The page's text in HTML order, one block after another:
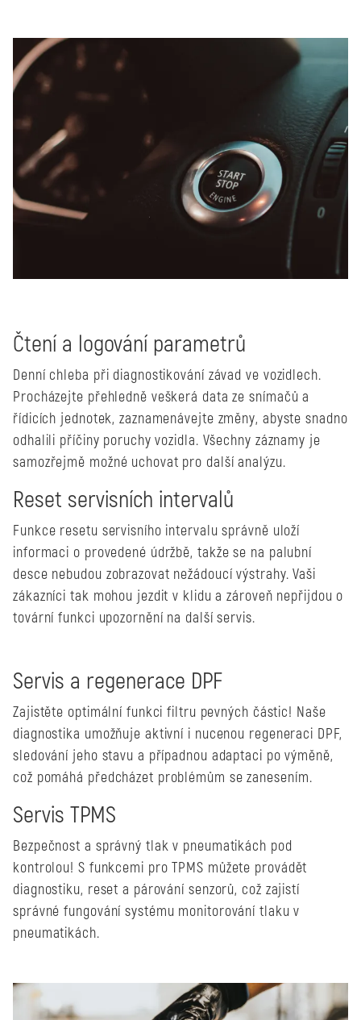
Čtení a logování parametrů
Denní chleba při diagnostikování závad ve vozidlech.
Procházejte přehledně veškerá data ze snímačů a
řídicích jednotek, zaznamenávejte změny, abyste snadno
odhalili příčiny poruchy vozidla. Všechny záznamy je
samozřejmě možné uchovat pro další analýzu.
Reset servisních intervalů
Funkce resetu servisního intervalu správně uloží
informaci o provedené údržbě, takže se na palubní
desce nebudou zobrazovat nežádoucí výstrahy. Vaši
zákazníci tak mohou jezdit v klidu a zároveň nepřijdou o
tovární funkci upozornění na další servis.
Servis a regenerace DPF
Zajistěte optimální funkci filtru pevných částic! Naše
diagnostika umožňuje aktivní i nucenou regeneraci DPF,
sledování jeho stavu a případnou adaptaci po výměně,
což pomáhá předcházet problémům se zanesením.
Servis TPMS
Bezpečnost a správný tlak v pneumatikách pod
kontrolou! S funkcemi pro TPMS můžete provádět
diagnostiku, reset a párování senzorů, což zajistí
správné fungování systému monitorování tlaku v
pneumatikách.